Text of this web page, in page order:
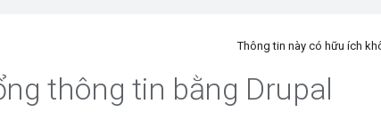
Thông tin này có hữu ích
thông tin bằng Drupal